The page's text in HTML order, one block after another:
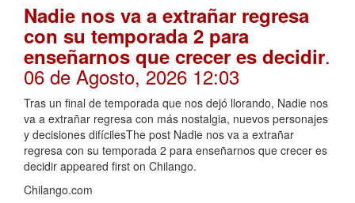
Nadie nos va a extrañar regresa
con su temporada 2 para
enseñarnos que crecer es decidir.
06 de Agosto, 2026 12:03
Tras un final de temporada que nos dejó llorando, Nadie nos
va a extrañar regresa con más nostalgia, nuevos personajes
y decisiones difícilesThe post Nadie nos va a extrañar
regresa con su temporada 2 para enseñarnos que crecer es
decidir appeared first on Chilango.
Chilango.com